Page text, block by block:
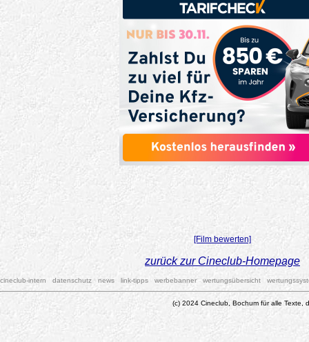
[Film bewerten]
zurück zur Cineclub-Homepage
cineclub-intern datenschutz news link-tipps werbebanner wertungsübersicht
(c) 2024 Cineclub, Bochum für alle Texte,